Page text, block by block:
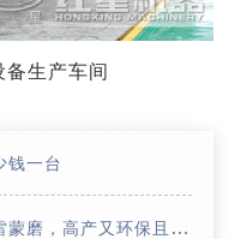
生产车间
钱一台
高产又环保且成品粒度还好